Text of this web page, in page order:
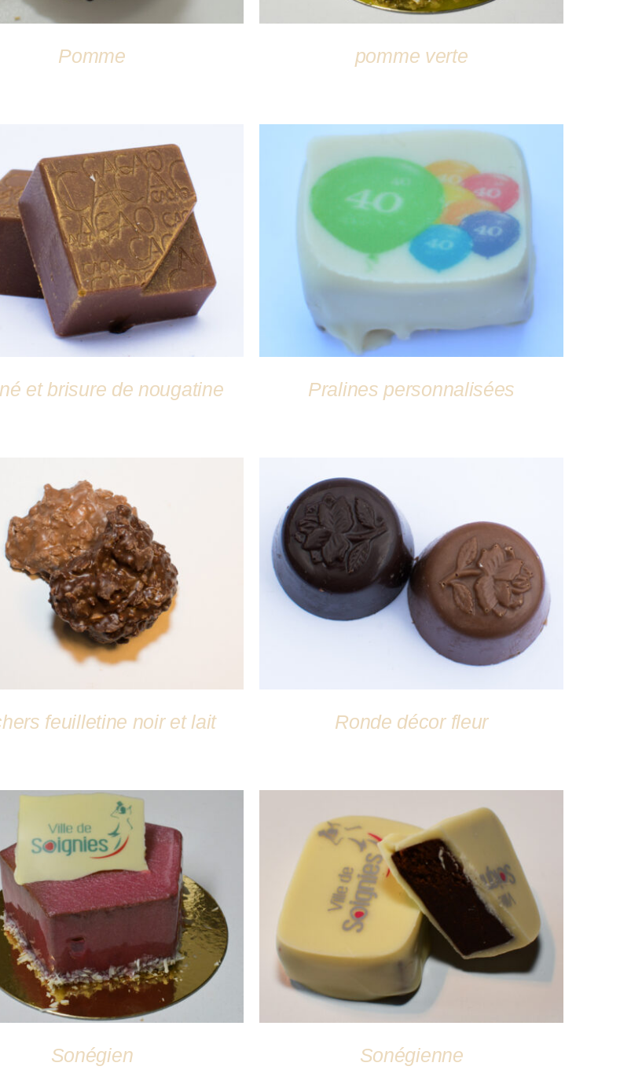
Pomme pomme verte
DÉTAILS
et brisure de nougatine
DÉTAILS
Pralines personnalisées
DÉTAILS
feuilletine noir et lait
DÉTAILS
Ronde décor fleur
DÉTAILS
Sonégien
DÉTAILS
Sonégienne